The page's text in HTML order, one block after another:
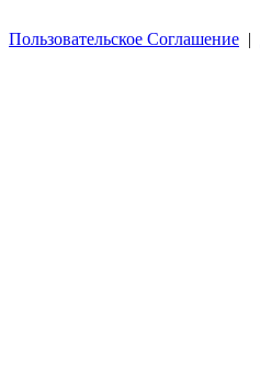
Пользовательское Соглашение |